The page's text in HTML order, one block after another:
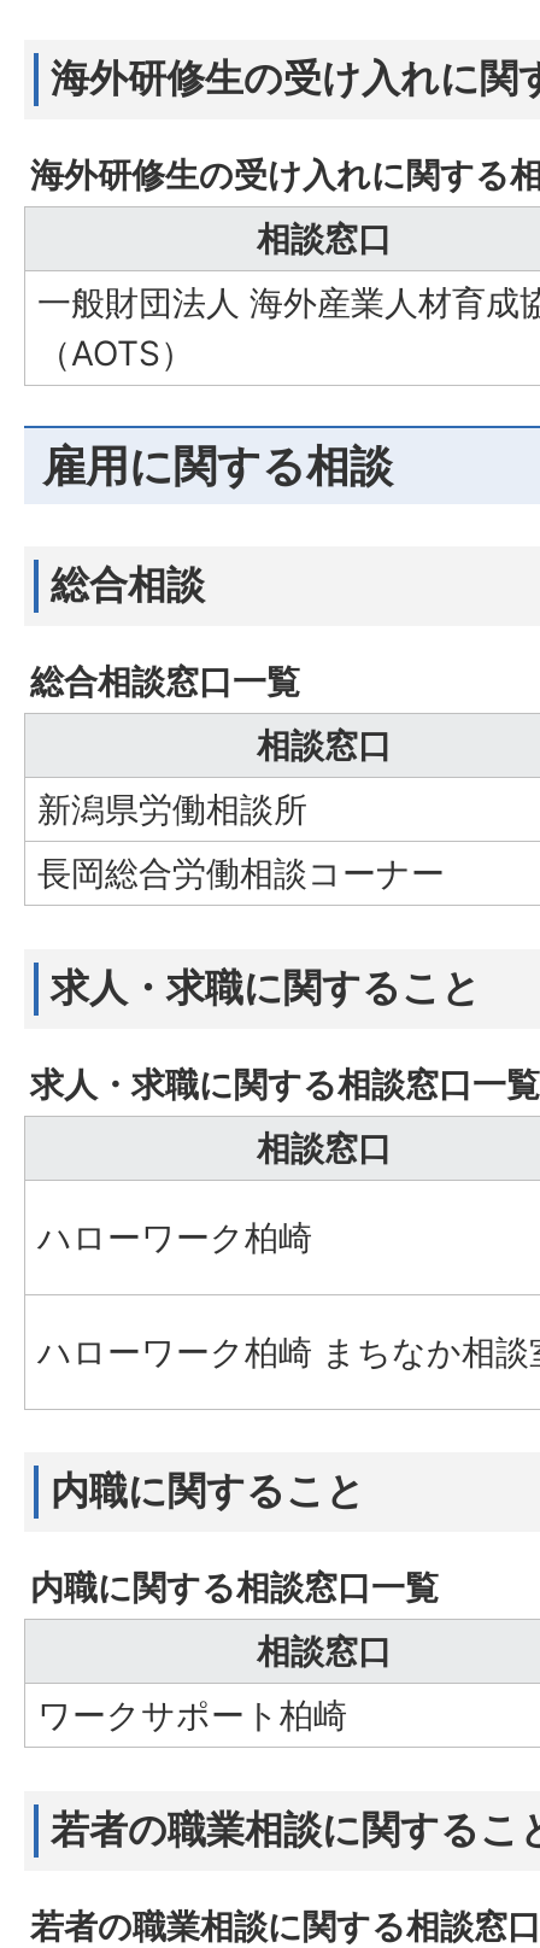
海外研修生の受け入れに関
海外研修生の受け入れに関する
相談窓口
一般財団法人 海外産業人材育成
（AOTS）
雇用に関する相談
総合相談
総合相談窓口一覧
相談窓口
新潟県労働相談所
長岡総合労働相談コーナー
求人・求職に関すること
求人・求職に関する相談窓口一覧
相談窓口
ハローワーク柏崎
ハローワーク柏崎 まちなか相談
内職に関すること
内職に関する相談窓口一覧
相談窓口
ワークサポート柏崎
若者の職業相談に関するこ
若者の職業相談に関する相談窓